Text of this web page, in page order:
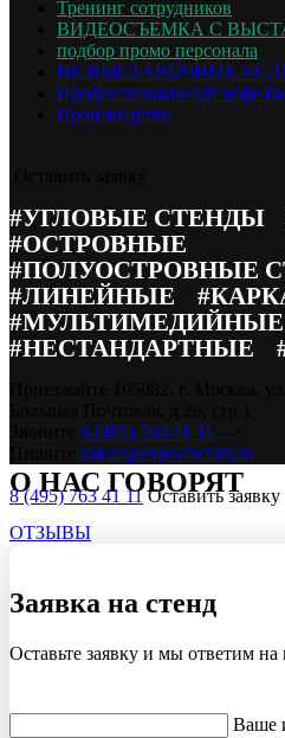
Тренинг сотрудников
ВИДЕОСЪЕМКА С
подбор промо персонала
НЕ ВЫСТАВОЧНЫЕ
Профессиональный кофе-
Производство
#УГЛОВЫЕ СТЕНДЫ
#ОСТРОВНЫЕ
#ПОЛУОСТРОВНЫЕ
#ЛИНЕЙНЫЕ
#МУЛЬТИМЕДИЙНЫЕ
#НЕСТАНДАРТНЫЕ
8 (495) 763 41 11
zakaz@expo-factory.ru
8 (495) 763 41 11 Оставить заявку
Смотрите также
Все проекты
Газхолодтехника
АРКТЕХ
вернуться к списку
О НАС ГОВОРЯТ
ОТЗЫВЫ
Заявка на стенд
Оставьте заявку и мы ответим
Ваше